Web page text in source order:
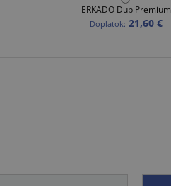
ERKADO Dub Premium
Doplatok: 21,60 €